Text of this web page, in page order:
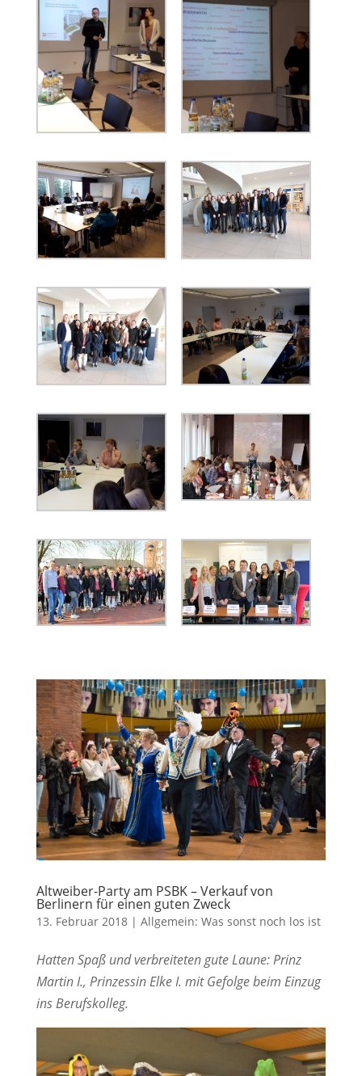
Altweiber-Party am PSBK – Verkauf von
Berlinern für einen guten Zweck
13. Februar 2018| Allgemein: Was sonst noch los ist
Hatten Spaß und verbreiteten gute Laune: Prinz
Martin I., Prinzessin Elke I. mit Gefolge beim Einzug
ins Berufskolleg.